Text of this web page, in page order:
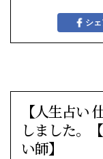
シ
【人生占い
しました。
い師】